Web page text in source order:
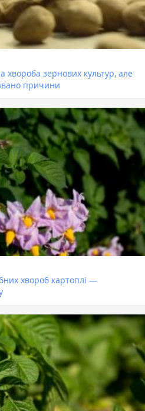
зернових культур, але
причини
хвороб картоплі —